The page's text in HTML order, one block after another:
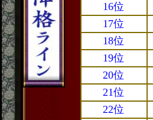
16位
17位
18位
19位
20位
21位
22位